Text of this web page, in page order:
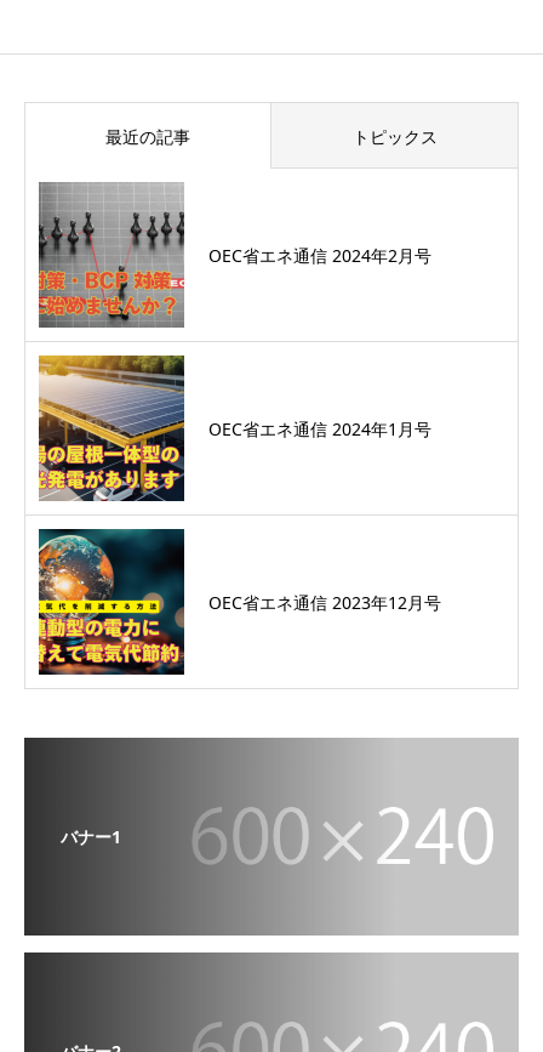
最近の記事 トピックス
OEC省エネ通信 2024年2月号
OEC省エネ通信 2024年1月号
OEC省エネ通信 2023年12月号
バナー1